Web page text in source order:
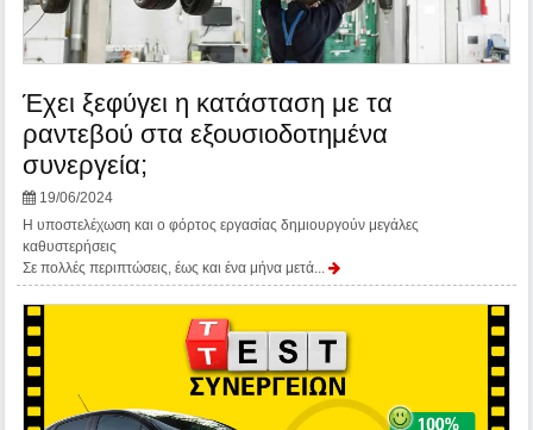
Έχει ξεφύγει η κατάσταση με τα
ραντεβού στα εξουσιοδοτημένα
συνεργεία;
19/06/2024
Η υποστελέχωση και ο φόρτος εργασίας δημιουργούν μεγάλες
καθυστερήσεις
Σε πολλές περιπτώσεις, έως και ένα μήνα μετά...